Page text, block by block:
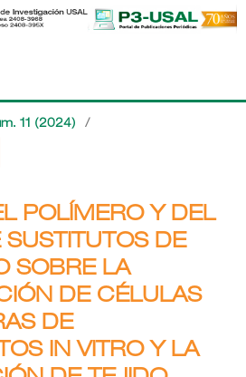
11 (2024) /
POLÍMERO Y DEL
DE
SOBRE LA
DE CÉLULAS
DE
IN VITRO Y LA